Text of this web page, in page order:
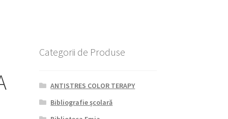
Categorii de Produse
ANTISTRES COLOR TERAPY
Bibliografie şcolară